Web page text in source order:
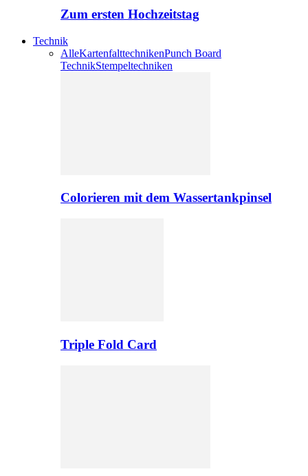
Zum ersten Hochzeitstag
Technik
AlleKartenfalttechnikenPunch Board
TechnikStempeltechniken
Colorieren mit dem Wassertankpinsel
Triple Fold Card